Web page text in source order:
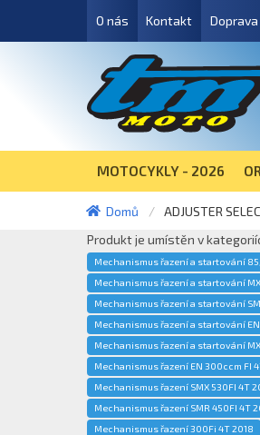
O nás Kontakt
MOTOCYKLY - 2026
Domů
ADJUSTER
Produkt je umístěn v
Mechanismus řazení a startování
Mechanismus řazení a startování
Mechanismus řazení a startování
Mechanismus řazení a startování
Mechanismus řazení a startování MX
Mechanismus řazení EN 300ccm FI
Mechanismus řazení SMX 530FI 4T
Mechanismus řazení SMR 450FI 4T
Mechanismus řazení 300Fi 4T 2018